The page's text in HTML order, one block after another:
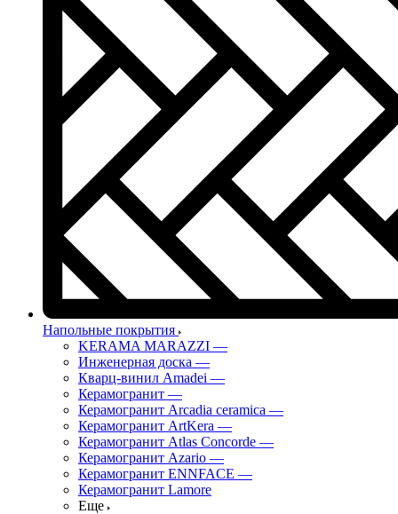
Напольные покрытия
KERAMA MARAZZI —
Инженерная доска —
Кварц-винил Amadei —
Керамогранит —
Керамогранит Arcadia ceramica —
Керамогранит ArtKera —
Керамогранит Atlas Concorde —
Керамогранит Azario —
Керамогранит ENNFACE —
Керамогранит Lamore
Еще